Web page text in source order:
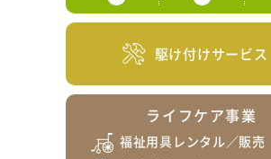
駆け付けサービス
ライフケア事業
福祉用具レンタル／販売